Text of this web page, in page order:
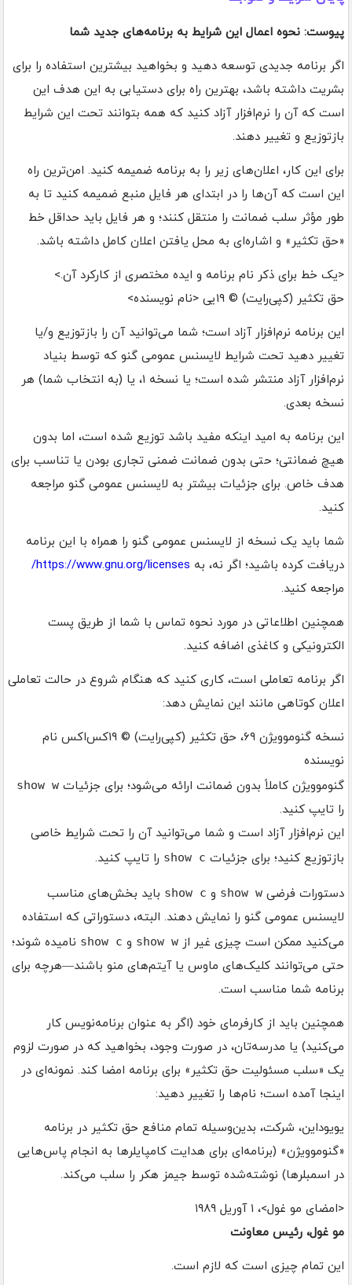
پیوست: نحوه اعمال این شرایط به برنامه‌های جدید شما
اگر برنامه جدیدی توسعه دهید و بخواهید بیشترین استفاده را برای
بشریت داشته باشد، بهترین راه برای دستیابی به این هدف این
است که آن را نرم‌افزار آزاد کنید که همه بتوانند تحت این شرایط
بازتوزیع و تغییر دهند.
برای این کار، اعلان‌های زیر را به برنامه ضمیمه کنید. امن‌ترین راه
این است که آن‌ها را در ابتدای هر فایل منبع ضمیمه کنید تا به
طور مؤثر سلب ضمانت را منتقل کنند؛ و هر فایل باید حداقل خط
«حق تکثیر» و اشاره‌ای به محل یافتن اعلان کامل داشته باشد.
<یک خط برای ذکر نام برنامه و ایده مختصری از کارکرد آن.>
حق تکثیر (کپی‌رایت) © ۱۹یی <نام نویسنده>
این برنامه نرم‌افزار آزاد است؛ شما می‌توانید آن را بازتوزیع و/یا
تغییر دهید تحت شرایط لایسنس عمومی گنو که توسط بنیاد
نرم‌افزار آزاد منتشر شده است؛ یا نسخه ۱، یا (به انتخاب شما) هر
نسخه بعدی.
این برنامه به امید اینکه مفید باشد توزیع شده است، اما بدون
هیچ ضمانتی؛ حتی بدون ضمانت ضمنی تجاری بودن یا تناسب برای
هدف خاص. برای جزئیات بیشتر به لایسنس عمومی گنو مراجعه
کنید.
شما باید یک نسخه از لایسنس عمومی گنو را همراه با این برنامه
دریافت کرده باشید؛ اگر نه، به https://www.gnu.org/licenses/
مراجعه کنید.
همچنین اطلاعاتی در مورد نحوه تماس با شما از طریق پست
الکترونیکی و کاغذی اضافه کنید.
اگر برنامه تعاملی است، کاری کنید که هنگام شروع در حالت تعاملی
اعلان کوتاهی مانند این نمایش دهد:
نسخه گنوموویژن ۶۹، حق تکثیر (کپی‌رایت) © ۱۹کس‌اکس نام
نویسنده
گنوموویژن کاملاً بدون ضمانت ارائه می‌شود؛ برای جزئیات show w
را تایپ کنید.
این نرم‌افزار آزاد است و شما می‌توانید آن را تحت شرایط خاصی
بازتوزیع کنید؛ برای جزئیات show c را تایپ کنید.
دستورات فرضی show w و show c باید بخش‌های مناسب
لایسنس عمومی گنو را نمایش دهند. البته، دستوراتی که استفاده
می‌کنید ممکن است چیزی غیر از show w و show c نامیده شوند؛
حتی می‌توانند کلیک‌های ماوس یا آیتم‌های منو باشند—هرچه برای
برنامه شما مناسب است.
همچنین باید از کارفرمای خود (اگر به عنوان برنامه‌نویس کار
می‌کنید) یا مدرسه‌تان، در صورت وجود، بخواهید که در صورت لزوم
یک «سلب مسئولیت حق تکثیر» برای برنامه امضا کند. نمونه‌ای در
اینجا آمده است؛ نام‌ها را تغییر دهید:
یویوداین، شرکت، بدین‌وسیله تمام منافع حق تکثیر در برنامه
«گنوموویژن» (برنامه‌ای برای هدایت کامپایلرها به انجام پاس‌هایی
در اسمبلرها) نوشته‌شده توسط جیمز هکر را سلب می‌کند.
<امضای مو غول>، ۱ آوریل ۱۹۸۹
مو غول، رئیس معاونت
این تمام چیزی است که لازم است.